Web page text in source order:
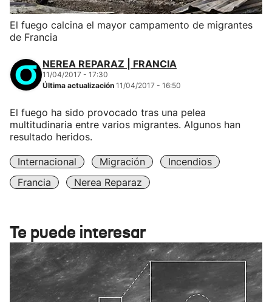
El fuego calcina el mayor campamento de migrantes
de Francia
NEREA REPARAZ | FRANCIA
11/04/2017 - 17:30
Última actualización 11/04/2017 - 16:50
El fuego ha sido provocado tras una pelea
multitudinaria entre varios migrantes. Algunos han
resultado heridos.
Internacional Migración
Incendios
Francia
Nerea Reparaz
Te puede interesar